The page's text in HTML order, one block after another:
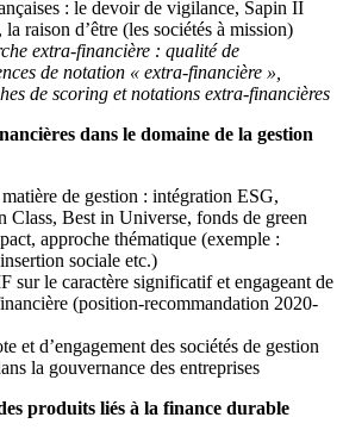
: le devoir de vigilance, Sapin II
raison d’être (les sociétés à mission)
extra-financière : qualité de
de notation « extra-financière »,
de scoring et notations extra-financières
dans le domaine de la gestion
de gestion : intégration ESG,
Class, Best in Universe, fonds de green
approche thématique (exemple :
sociale etc.)
sur le caractère significatif et engageant de
(position-recommandation 2020-
et d’engagement des sociétés de gestion
la gouvernance des entreprises
produits liés à la finance durable